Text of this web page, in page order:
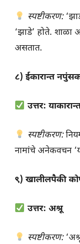
स्पष्टीकरण:
‘झाडे’ होते. शाळा
असतात.
८) ईकारान्त
उत्तर:
स्पष्टीकरण:
नामांचे अनेकवचन
९) खालीलपैकी
उत्तर: अश्रू
स्पष्टीकरण: